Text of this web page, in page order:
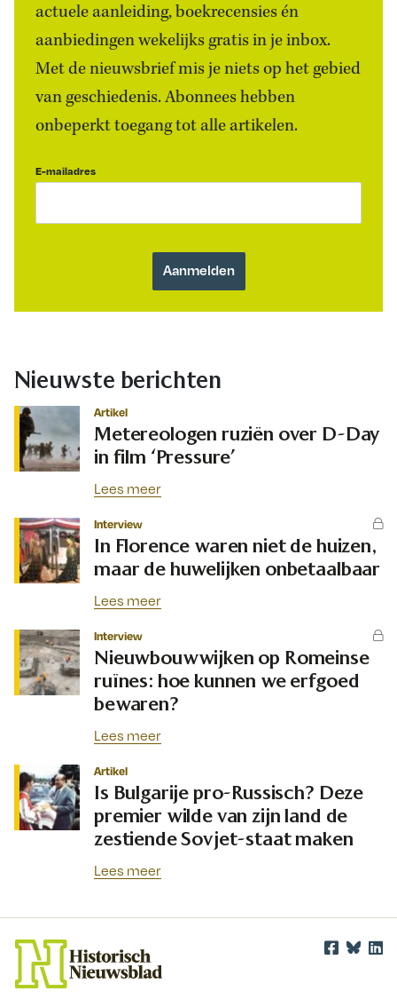
actuele aanleiding, boekrecensies én
aanbiedingen wekelijks gratis in je inbox.
Met de nieuwsbrief mis je niets op het gebied
van geschiedenis. Abonnees hebben
onbeperkt toegang tot alle artikelen.
E-mailadres
Nieuwste berichten
Artikel
Metereologen ruziën over D-Day
in film ‘Pressure’
Lees meer
Interview
In Florence waren niet de huizen,
maar de huwelijken onbetaalbaar
Lees meer
Interview
Nieuwbouwwijken op Romeinse
ruïnes: hoe kunnen we erfgoed
bewaren?
Lees meer
Artikel
Is Bulgarije pro-Russisch? Deze
premier wilde van zijn land de
zestiende Sovjet-staat maken
Lees meer